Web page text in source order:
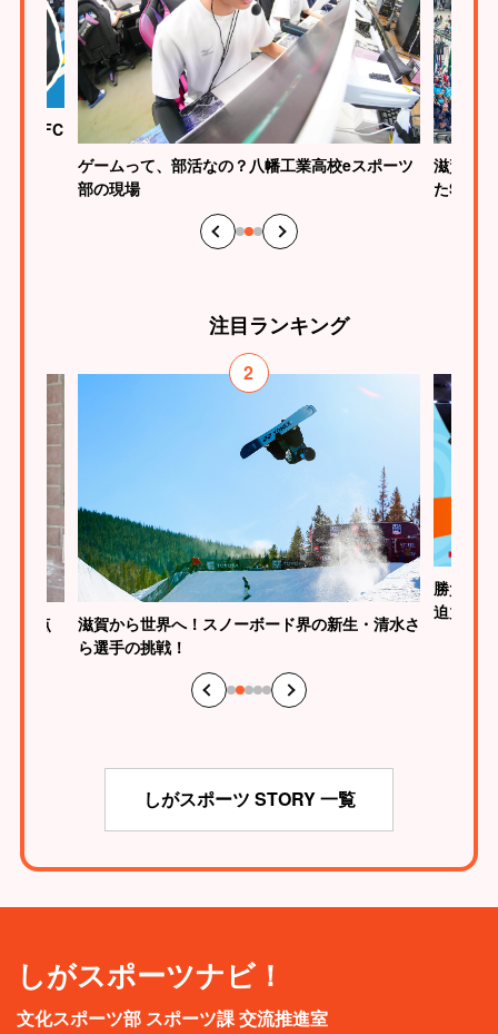
滋賀FC
ゲームって、部活なの？八幡工業高校eスポーツ
部の現場
滋賀ら
た
注目ランキング
原点
2
滋賀から世界へ！スノーボード界の新生・清水さ
ら選手の挑戦！
勝負は
迫力
しがスポーツ STORY 一覧
しがスポーツナビ！
文化スポーツ部 スポーツ課 交流推進室